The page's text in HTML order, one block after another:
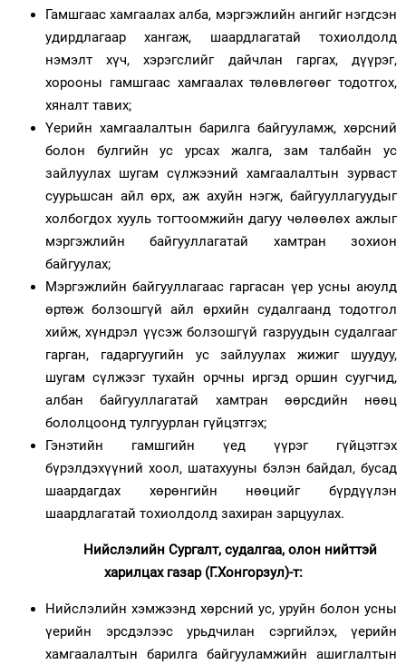
Гамшгаас хамгаалах алба, мэргэжлийн ангийг нэгдсэн
удирдлагаар хангаж, шаардлагатай тохиолдолд
нэмэлт хүч, хэрэгслийг дайчлан гаргах, дүүрэг,
хорооны гамшгаас хамгаалах төлөвлөгөөг тодотгох,
хяналт тавих;
Үерийн хамгаалалтын барилга байгууламж, хөрсний
болон булгийн ус урсах жалга, зам талбайн ус
зайлуулах шугам сүлжээний хамгаалалтын зурваст
суурьшсан айл өрх, аж ахуйн нэгж, байгууллагуудыг
холбогдох хууль тогтоомжийн дагуу чөлөөлөх ажлыг
мэргэжлийн байгууллагатай хамтран зохион
байгуулах;
Мэргэжлийн байгууллагаас гаргасан үер усны аюулд
өртөж болзошгүй айл өрхийн судалгаанд тодотгол
хийж, хүндрэл үүсэж болзошгүй газруудын судалгааг
гарган, гадаргуугийн ус зайлуулах жижиг шуудуу,
шугам сүлжээг тухайн орчны иргэд оршин суугчид,
албан байгууллагатай хамтран өөрсдийн нөөц
бололцоонд тулгуурлан гүйцэтгэх;
Гэнэтийн гамшгийн үед үүрэг гүйцэтгэх
бүрэлдэхүүний хоол, шатахууны бэлэн байдал, бусад
шаардагдах хөрөнгийн нөөцийг бүрдүүлэн
шаардлагатай тохиолдолд захиран зарцуулах.
Нийслэлийн Сургалт, судалгаа, олон нийттэй
харилцах газар (Г.Хонгорзул)-т:
Нийслэлийн хэмжээнд хөрсний ус, уруйн болон усны
үерийн эрсдэлээс урьдчилан сэргийлэх, үерийн
хамгаалалтын барилга байгууламжийн ашиглалтын